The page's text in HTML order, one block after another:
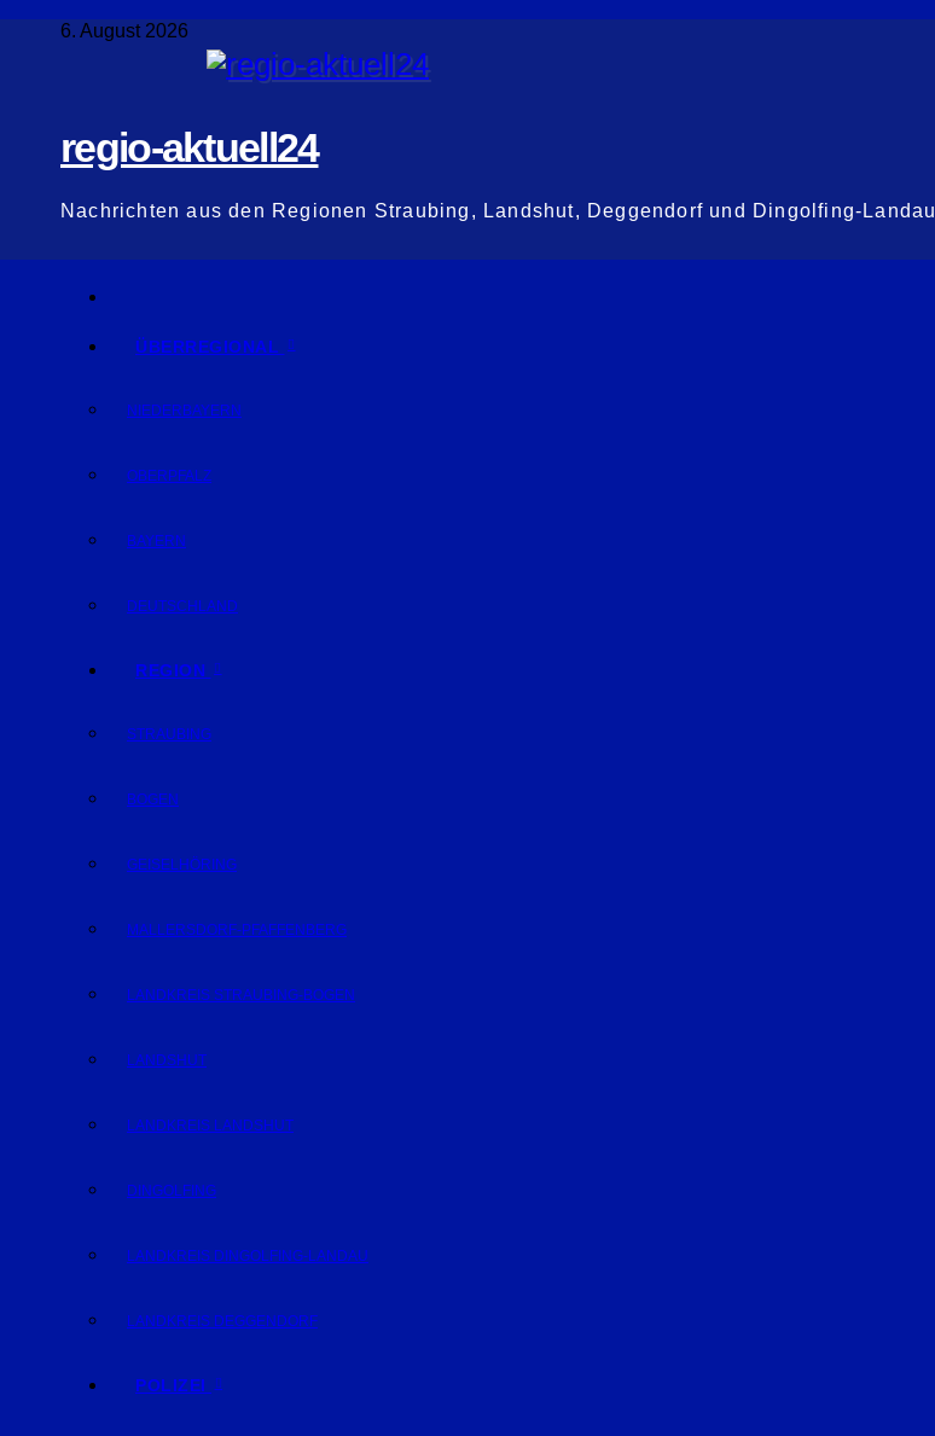
Zum
6. August 2026
regio-aktuell24
Nachrichten aus den Regionen Straubing, Landshut, Deggendorf und Dingolfing-Landau
ÜBERREGIONAL
NIEDERBAYERN
OBERPFALZ
BAYERN
DEUTSCHLAND
REGION
STRAUBING
BOGEN
GEISELHÖRING
MALLERSDORF-PFAFFENBERG
LANDKREIS STRAUBING-BOGEN
LANDSHUT
LANDKREIS LANDSHUT
DINGOLFING
LANDKREIS DINGOLFING-LANDAU
LANDKREIS DEGGENDORF
POLIZEI